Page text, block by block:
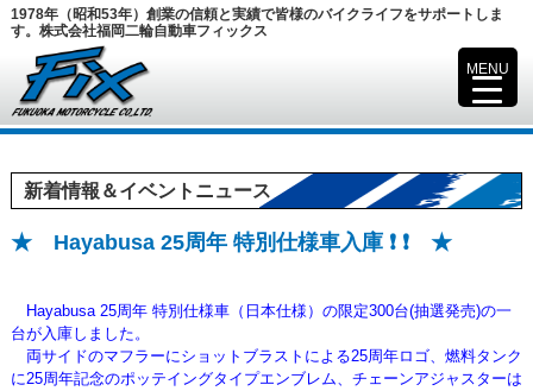
1978年（昭和53年）創業の信頼と実績で皆様のバイクライフをサポートしま
す。株式会社福岡二輪自動車フィックス
新着情報＆イベントニュース
★ Hayabusa 25周年 特別仕様車入庫 ❗ ❗ ★
Hayabusa 25周年 特別仕様車（日本仕様）の限定300台(抽選発売)の一
台が入庫しました。
両サイドのマフラーにショットブラストによる25周年ロゴ、燃料タンク
に25周年記念のポッテイングタイプエンブレム、チェーンアジャスターは
MENU
▼